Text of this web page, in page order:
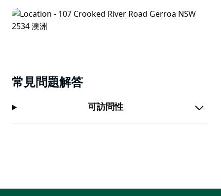
常見問題解答
可訪問性